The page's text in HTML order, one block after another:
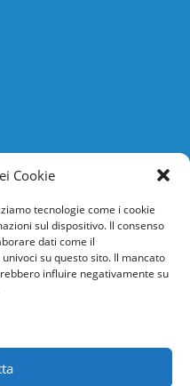
Cookie
tecnologie come i cookie
sul dispositivo. Il consenso
dati come il
su questo sito. Il mancato
influire negativamente su